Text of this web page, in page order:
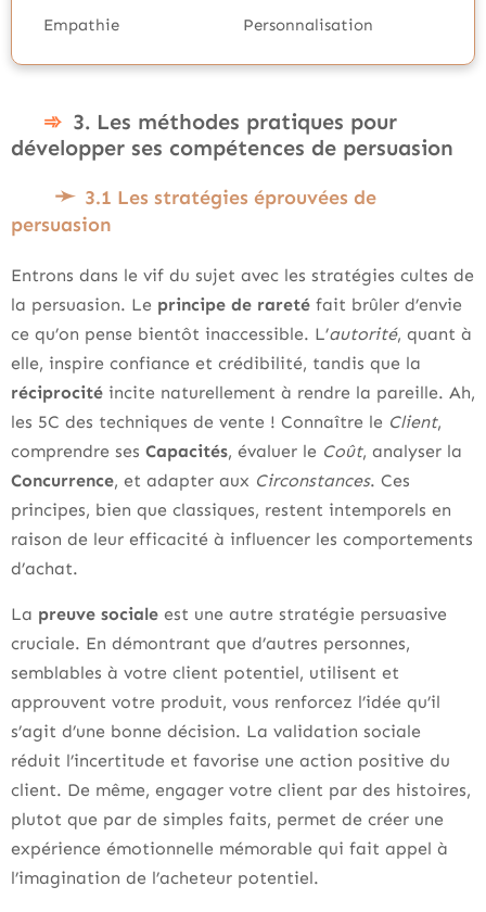
Empathie Personnalisation
3. Les méthodes pratiques pour
développer ses compétences de persuasion
3.1 Les stratégies éprouvées de
persuasion
Entrons dans le vif du sujet avec les stratégies cultes de
la persuasion. Le principe de rareté fait brûler d’envie
ce qu’on pense bientôt inaccessible. L’autorité, quant à
elle, inspire confiance et crédibilité, tandis que la
réciprocité incite naturellement à rendre la pareille. Ah,
les 5C des techniques de vente ! Connaître le Client,
comprendre ses Capacités, évaluer le Coût, analyser la
Concurrence, et adapter aux Circonstances. Ces
principes, bien que classiques, restent intemporels en
raison de leur efficacité à influencer les comportements
d’achat.
La preuve sociale est une autre stratégie persuasive
cruciale. En démontrant que d’autres personnes,
semblables à votre client potentiel, utilisent et
approuvent votre produit, vous renforcez l’idée qu’il
s’agit d’une bonne décision. La validation sociale
réduit l’incertitude et favorise une action positive du
client. De même, engager votre client par des histoires,
plutot que par de simples faits, permet de créer une
expérience émotionnelle mémorable qui fait appel à
l’imagination de l’acheteur potentiel.